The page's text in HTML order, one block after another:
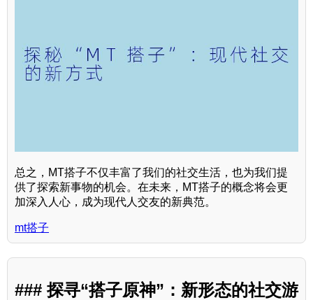
总之，MT搭子不仅丰富了我们的社交生活，也为我们提
供了探索新事物的机会。在未来，MT搭子的概念将会更
加深入人心，成为现代人交友的新典范。
mt搭子
### 探寻“搭子原神”：新形态的社交游